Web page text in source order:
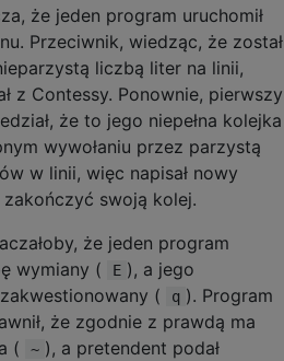
że ​​jeden program uruchomił
Przeciwnik, wiedząc, że został
liczbą liter na linii,
z Contessy. Ponownie, pierwszy
że to jego niepełna kolejka
wywołaniu przez parzystą
w linii, więc napisał nowy
swoją kolej.
że jeden program
wymiany (
E ), a jego
(
q ). Program
że zgodnie z prawdą ma
(
~ ), a pretendent podał